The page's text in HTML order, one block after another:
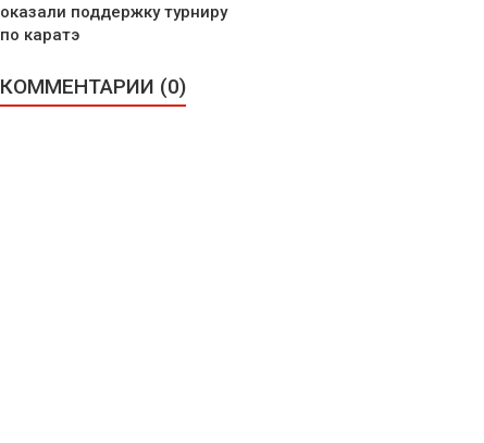
оказали поддержку турниру
по каратэ
КОММЕНТАРИИ (0)